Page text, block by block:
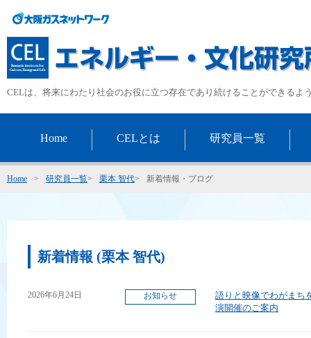
CELは、将来にわたり社会のお役に立つ存在であり続けることができるよ
Home CELとは 研究員一覧
Home > 研究員一覧> 栗本 智代> 新着情報・ブログ
新着情報 (栗本 智代)
2026年6月24日 お知らせ
語りと映像でわがまち
演開催のご案内